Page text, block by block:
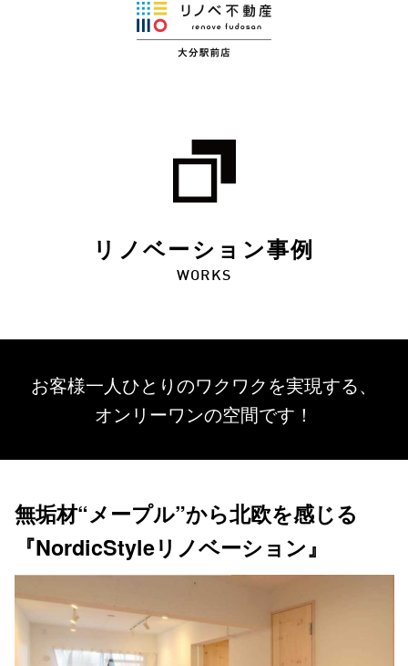
リノベーション事例
WORKS
お客様一人ひとりのワクワクを実現する、
オンリーワンの空間です！
無垢材“メープル”から北欧を感じる
『NordicStyleリノベーション』